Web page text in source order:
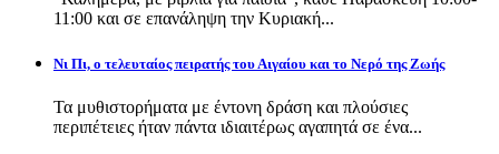
11:00 και σε επανάληψη την Κυριακή...
Νι Πι, ο τελευταίος πειρατής του Αιγαίου και το Νερό της Ζωής
Τα μυθιστορήματα με έντονη δράση και πλούσιες
περιπέτειες ήταν πάντα ιδιαιτέρως αγαπητά σε ένα...